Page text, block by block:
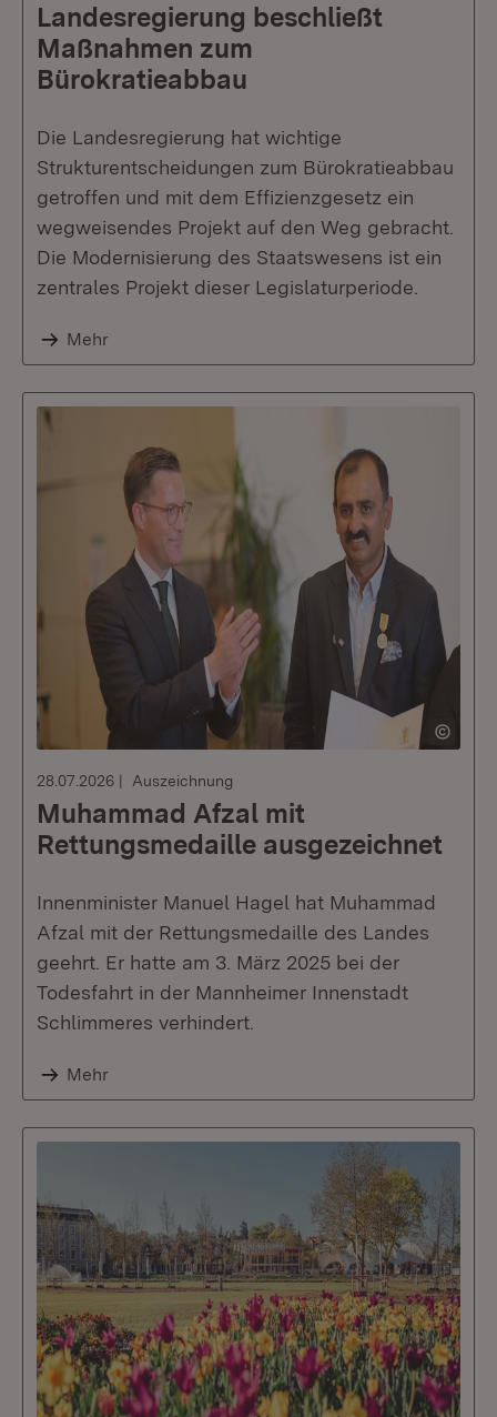
Landesregierung beschließt
Maßnahmen zum
Bürokratieabbau
Die Landesregierung hat wichtige
Strukturentscheidungen zum Bürokratieabbau
getroffen und mit dem Effizienzgesetz ein
wegweisendes Projekt auf den Weg gebracht.
Die Modernisierung des Staatswesens ist ein
zentrales Projekt dieser Legislaturperiode.
Mehr
28.07.2026 Auszeichnung
Muhammad Afzal mit
Rettungsmedaille ausgezeichnet
Innenminister Manuel Hagel hat Muhammad
Afzal mit der Rettungsmedaille des Landes
geehrt. Er hatte am 3. März 2025 bei der
Todesfahrt in der Mannheimer Innenstadt
Schlimmeres verhindert.
Mehr